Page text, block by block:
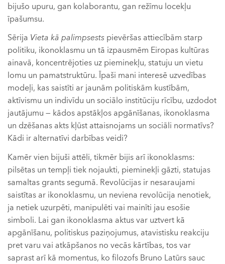
bijušo upuru, gan kolaborantu, gan režīmu locekļu
īpašumsu.
Sērija Vieta kā palimpsests pievēršas attiecībām starp
politiku, ikonoklasmu un tā izpausmēm Eiropas kultūras
ainavā, koncentrējoties uz pieminekļu, statuju un vietu
lomu un pamatstruktūru. Īpaši mani interesē uzvedības
modeļi, kas saistīti ar jaunām politiskām kustībām,
aktīvismu un indivīdu un sociālo institūciju rīcību, uzdodot
jautājumu — kādos apstākļos apgānīšanas, ikonoklasma
un dzēšanas akts kļūst attaisnojams un sociāli normatīvs?
Kādi ir alternatīvi darbības veidi?
Kamēr vien bijuši attēli, tikmēr bijis arī ikonoklasms:
pilsētas un tempļi tiek nojaukti, pieminekļi gāzti, statujas
samaltas grants segumā. Revolūcijas ir nesaraujami
saistītas ar ikonoklasmu, un neviena revolūcija nenotiek,
ja netiek uzurpēti, manipulēti vai mainīti jau esošie
simboli. Lai gan ikonoklasma aktus var uztvert kā
apgānīšanu, politiskus paziņojumus, atavistisku reakciju
pret varu vai atkāpšanos no vecās kārtības, tos var
saprast arī kā momentus, ko filozofs Bruno Latūrs sauc